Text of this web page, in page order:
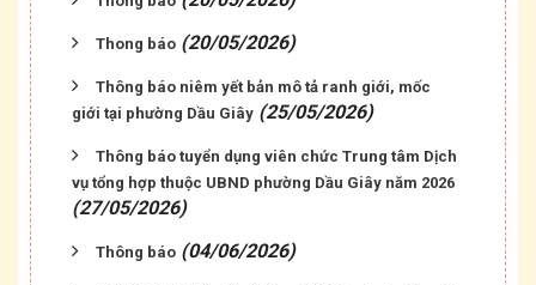
Thong báo (20/05/2026)
Thông báo niêm yết bản mô tả ranh giới, mốc
giới tại phường Dầu Giây (25/05/2026)
Thông báo tuyển dụng viên chức Trung tâm Dịch
vụ tổng hợp thuộc UBND phường Dầu Giây năm 2026
(27/05/2026)
Thông báo (04/06/2026)